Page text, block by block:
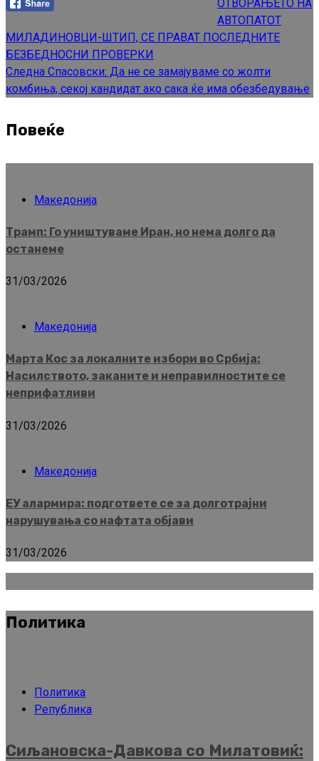
ОТВОРАЊЕТО НА
АВТОПАТОТ
МИЛАДИНОВЦИ-ШТИП, СЕ ПРАВАТ ПОСЛЕДНИТЕ
БЕЗБЕДНОСНИ ПРОВЕРКИ
Следна Спасовски: Да не се замајуваме со жолти
комбиња, секој кандидат ако сака ќе има обезбедување
Повеќе
Македонија
Трамп: Го уништуваме Иран, но нема долго да
останеме
31/03/2026
Македонија
Марта Кос за локалните избори во Србија:
Насилството, заканите и неправилностите се
неприфатливи
31/03/2026
Македонија
ЕУ алармира: подгответе се за долготрајни
нарушувања со нафтата објави
31/03/2026
Политика
Политика
Република
Сиљановска-Давкова со Милатовиќ: